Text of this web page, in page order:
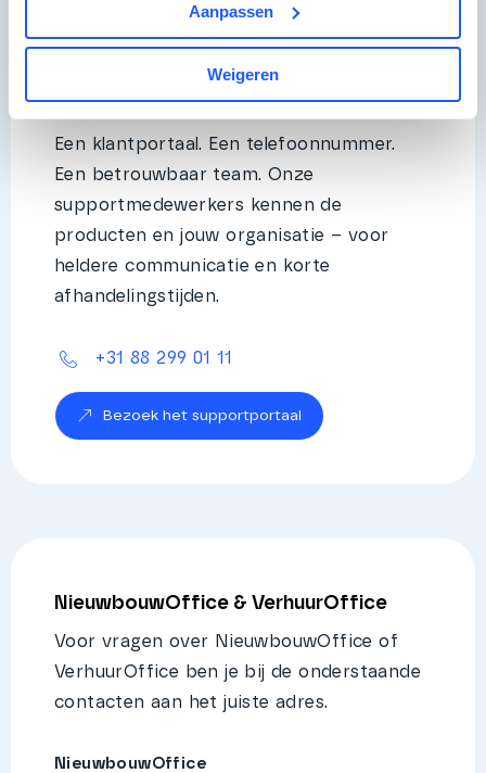
Aanpassen
Weigeren
Zig Support
Een klantportaal. Een telefoonnummer.
Een betrouwbaar team. Onze
supportmedewerkers kennen de
producten en jouw organisatie – voor
heldere communicatie en korte
afhandelingstijden.
+31 88 299 01 11
Bezoek het supportportaal
NieuwbouwOffice & VerhuurOffice
Voor vragen over NieuwbouwOffice of
VerhuurOffice ben je bij de onderstaande
contacten aan het juiste adres.
NieuwbouwOffice